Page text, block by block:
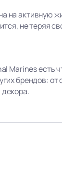
на активную
не теряя
Marines есть
брендов: от